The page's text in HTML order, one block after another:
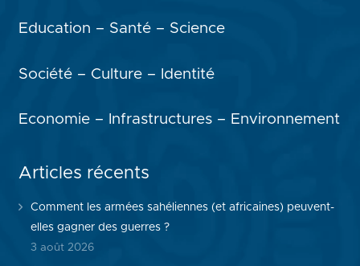
Education – Santé – Science
Société – Culture – Identité
Economie – Infrastructures – Environnement
Articles récents
Comment les armées sahéliennes (et africaines) peuvent-
elles gagner des guerres ?
3 août 2026